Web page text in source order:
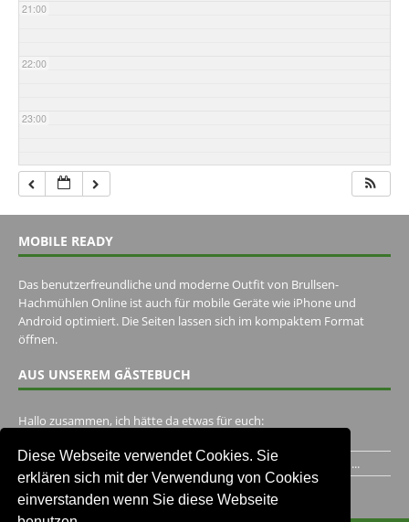
Diese Webseite verwendet Cookies. Sie
erklären sich mit der Verwendung von Cookies
einverstanden wenn Sie diese Webseite
21:00
22:00
23:00
MOBILE READY
Das benutzerfreundliche und moderne Outfit von Brullsen-
Hachmühlen Online ist auch für mobile Geräte wie iPhone und
Android optimiert. Die Seiten lassen sich im kompaktem Format
öffnen.
AUS UNSEREM GÄSTEBUCH
Hallo zusammen, ich hätte da etwas für euch:
Ich habe ein Jahr im Gasthaus Hugo Pape verbracht..Habe ihn...
Unser Gästebuch besuchen